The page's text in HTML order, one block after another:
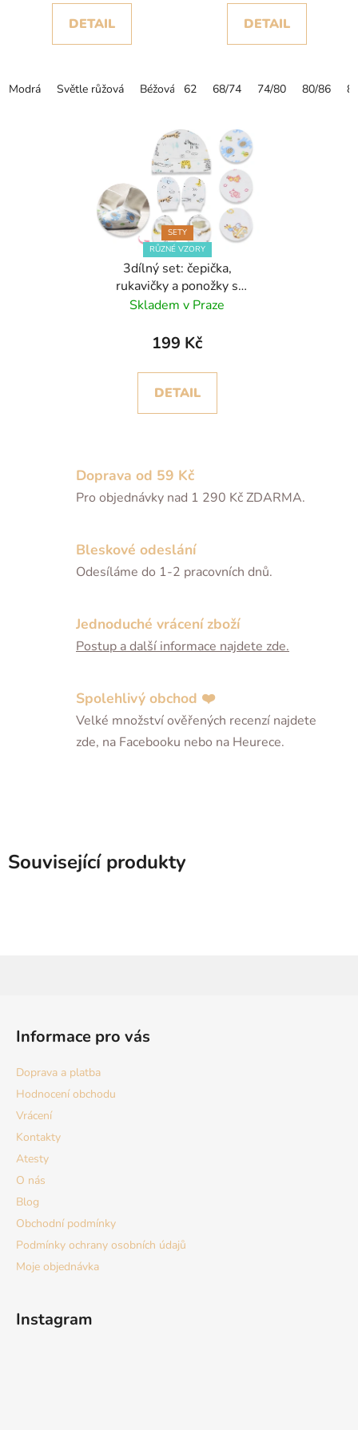
Doprava od 59 Kč
Pro objednávky nad 1 290 Kč ZDARMA.
Bleskové odeslání
Odesíláme do 1-2 pracovních dnů.
Jednoduché vrácení zboží
Postup a další informace najdete zde.
Spolehlivý obchod ❤️
Velké množství ověřených recenzí najdete
zde, na Facebooku nebo na Heurece.
Související produkty
DETAIL
Modrá Světle růžová Béžová
DETAIL
62 68/74 74/80 80/86
SETY
RŮZNÉ VZORY
3dílný set: čepička,
rukavičky a ponožky s
vysokým lemem
Skladem v Praze
199 Kč
DETAIL
Informace pro vás
Doprava a platba
Hodnocení obchodu
Vrácení
Kontakty
Atesty
O nás
Blog
Obchodní podmínky
Podmínky ochrany osobních údajů
Moje objednávka
Instagram